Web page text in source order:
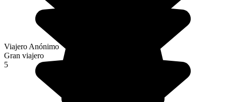
Viajero Anónimo
Gran viajero
5